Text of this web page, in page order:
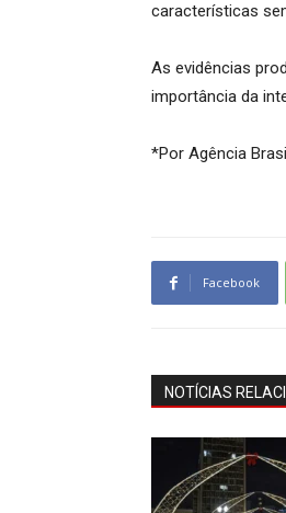
características
As evidências
importância da
*Por Agência
Facebook
NOTÍCIAS